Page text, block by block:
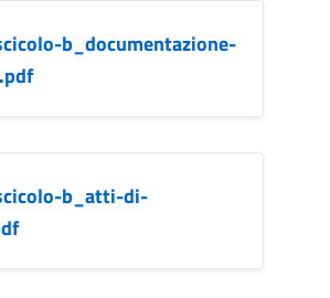
b_documentazione-
b_atti-di-